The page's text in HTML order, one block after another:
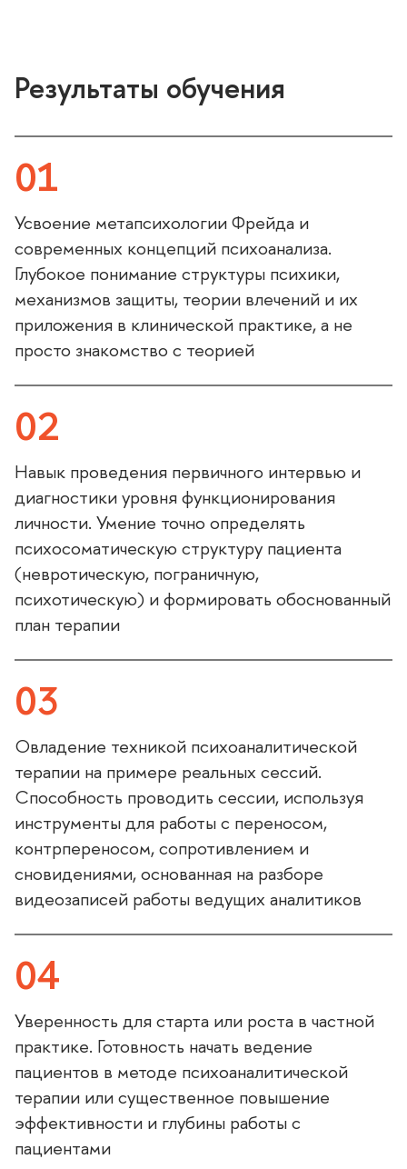
Результаты обучения
01
Усвоение метапсихологии Фрейда и
современных концепций психоанализа.
Глубокое понимание структуры психики,
механизмов защиты, теории влечений и их
приложения в клинической практике, а не
просто знакомство с теорией
02
Навык проведения первичного интервью и
диагностики уровня функционирования
личности. Умение точно определять
психосоматическую структуру пациента
(невротическую, пограничную,
психотическую) и формировать обоснованный
план терапии
03
Овладение техникой психоаналитической
терапии на примере реальных сессий.
Способность проводить сессии, используя
инструменты для работы с переносом,
контрпереносом, сопротивлением и
сновидениями, основанная на разборе
идеозаписей работы ведущих аналитико
04
Уверенность для старта или роста в частной
практике. Готовность начать ведение
пациентов в методе психоаналитической
терапии или существенное повышение
эффективности и глубины работы с
пациентами